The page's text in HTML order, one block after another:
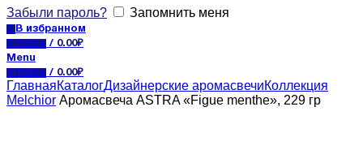
Забыли пароль? Запомнить меня
0 В избранном
0
items / 0.00₽
Menu
0
items / 0.00₽
ГлавнаяКаталогДизайнерские аромасвечиКоллекция
Melchior Аромасвеча ASTRA «Figue menthe», 229 гр